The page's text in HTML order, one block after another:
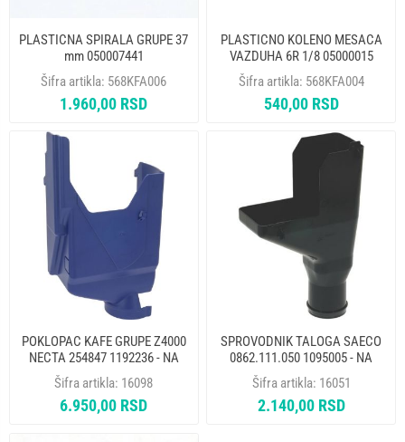
PLASTICNA SPIRALA GRUPE 37
mm 050007441
Šifra artikla: 568KFA006
1.960,00 RSD
PLASTICNO KOLENO MESACA
VAZDUHA 6R 1/8 05000015
Šifra artikla: 568KFA004
540,00 RSD
POKLOPAC KAFE GRUPE Z4000
NECTA 254847 1192236 - NA
Šifra artikla: 16098
6.950,00 RSD
SPROVODNIK TALOGA SAECO
0862.111.050 1095005 - NA
Šifra artikla: 16051
2.140,00 RSD